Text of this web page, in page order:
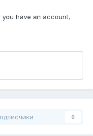
you have an account,
0